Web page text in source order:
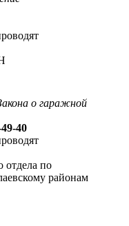
о гаражной
40
отдела по
районам